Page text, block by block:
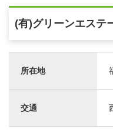
(有)グリーンエステ
所在地
交通